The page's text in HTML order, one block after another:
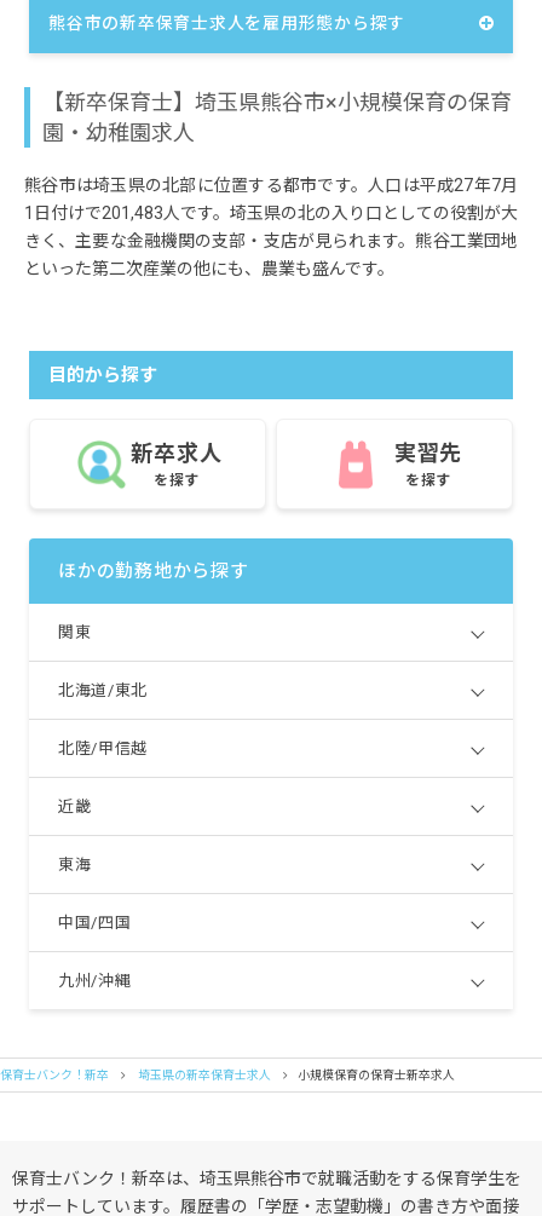
熊谷市の新卒保育士求人を雇用形態から探す
【新卒保育士】埼玉県熊谷市×小規模保育の保育
園・幼稚園求人
熊谷市は埼玉県の北部に位置する都市です。人口は平成27年7月
1日付けで201,483人です。埼玉県の北の入り口としての役割が大
きく、主要な金融機関の支部・支店が見られます。熊谷工業団地
といった第二次産業の他にも、農業も盛んです。
目的から探す
新卒求人
を探す
実習先
を探す
ほかの勤務地から探す
関東
北海道/東北
北陸/甲信越
近畿
東海
中国/四国
九州/沖縄
保育士バンク！新卒 埼玉県の新卒保育士求人 小規模保育の保育士新卒求人
保育士バンク！新卒は、埼玉県熊谷市で就職活動をする保育学生を
サポートしています。履歴書の「学歴・志望動機」の書き方や面接